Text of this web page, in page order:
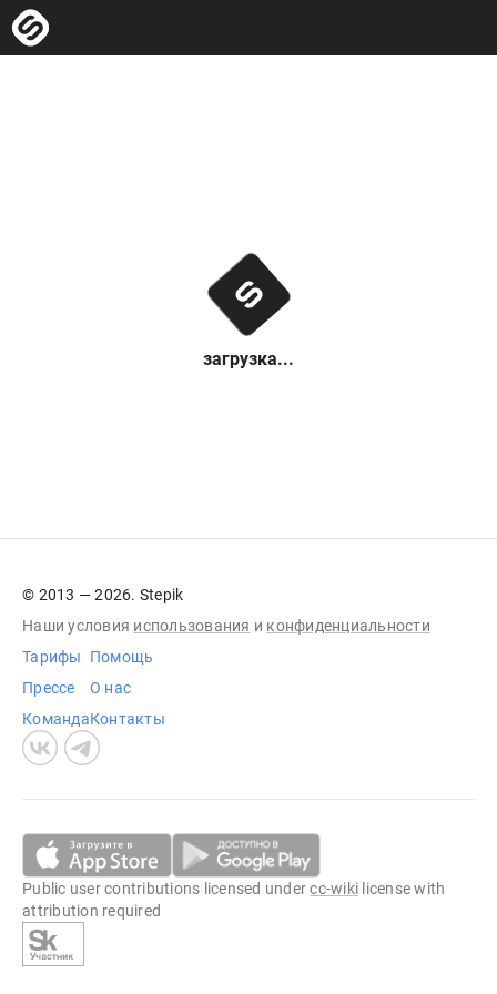
загрузка...
© 2013 — 2026. Stepik
Наши условия использования и конфиденциальности
Тарифы
Прессе
Команда
Помощь
О нас
Контакты
Public user contributions licensed undercc-wiki license with
attribution required